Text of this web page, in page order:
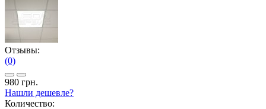
Отзывы:
(0)
980 грн.
Нашли дешевле?
Количество: